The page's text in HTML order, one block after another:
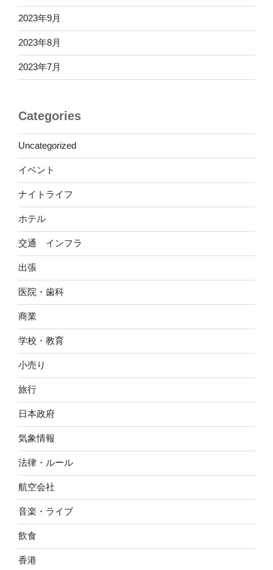
2023年9月
2023年8月
2023年7月
Categories
Uncategorized
イベント
ナイトライフ
ホテル
交通 インフラ
出張
医院・歯科
商業
学校・教育
小売り
旅行
日本政府
気象情報
法律・ルール
航空会社
音楽・ライブ
飲食
香港